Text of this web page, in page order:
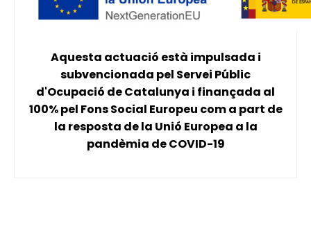
Aquesta actuació està impulsada i
subvencionada pel Servei Públic
d'Ocupació de Catalunya i finançada al
100% pel Fons Social Europeu com a part de
la resposta de la Unió Europea a la
pandèmia de COVID-19